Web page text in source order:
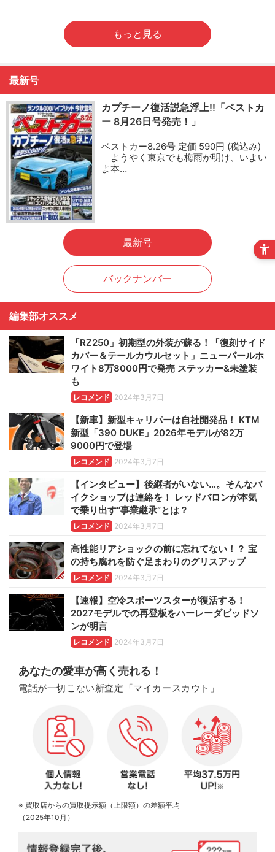
もっと見る
最新号
カプチーノ復活説急浮上!!「ベストカ
ー 8月26日号発売！」
ベストカー8.26号 定価 590円 (税込み)
ようやく東京でも梅雨が明け、いよい
よ本…
最新号
バックナンバー
編集部オススメ
「RZ250」初期型の外装が蘇る！「復刻サイド
カバー＆テールカウルセット」ニューパールホ
ワイト8万8000円で発売 ステッカー&未塗装
も
レコメンド 2024年3月7日
【新車】新型キャリパーは自社開発品！ KTM
新型「390 DUKE」2026年モデルが82万
9000円で登場
レコメンド 2024年3月7日
【インタビュー】後継者がいない…。そんなバ
イクショップは連絡を！ レッドバロンが本気
で乗り出す“事業継承”とは？
レコメンド 2024年3月7日
高性能リアショックの前に忘れてない！？ 宝
の持ち腐れを防ぐ足まわりのグリスアップ
レコメンド 2024年3月7日
【速報】空冷スポーツスターが復活する！
2027モデルでの再登板をハーレーダビッドソ
ンが明言
レコメンド 2024年3月7日
あなたの愛車が高く売れる！
電話が一切こない新査定「マイカースカウト」
※ 買取店からの買取提示額（上限額）の差額平均
（2025年10月）